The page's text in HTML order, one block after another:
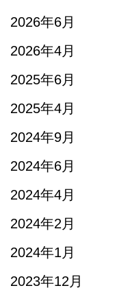
2026年6月
2026年4月
2025年6月
2025年4月
2024年9月
2024年6月
2024年4月
2024年2月
2024年1月
2023年12月